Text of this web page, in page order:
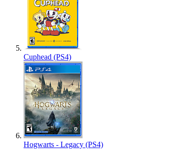
Cuphead (PS4)
Hogwarts - Legacy (PS4)